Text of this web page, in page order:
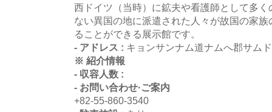
西ドイツ（当時）に鉱夫や看護師として多
ない異国の地に派遣された人々が故国の家
ることができる展示館です。
- アドレス : キョンサンナム道ナムへ郡サム
※ 紹介情報
- 収容人数 :
- お問い合わせ·ご案内
+82-55-860-3540